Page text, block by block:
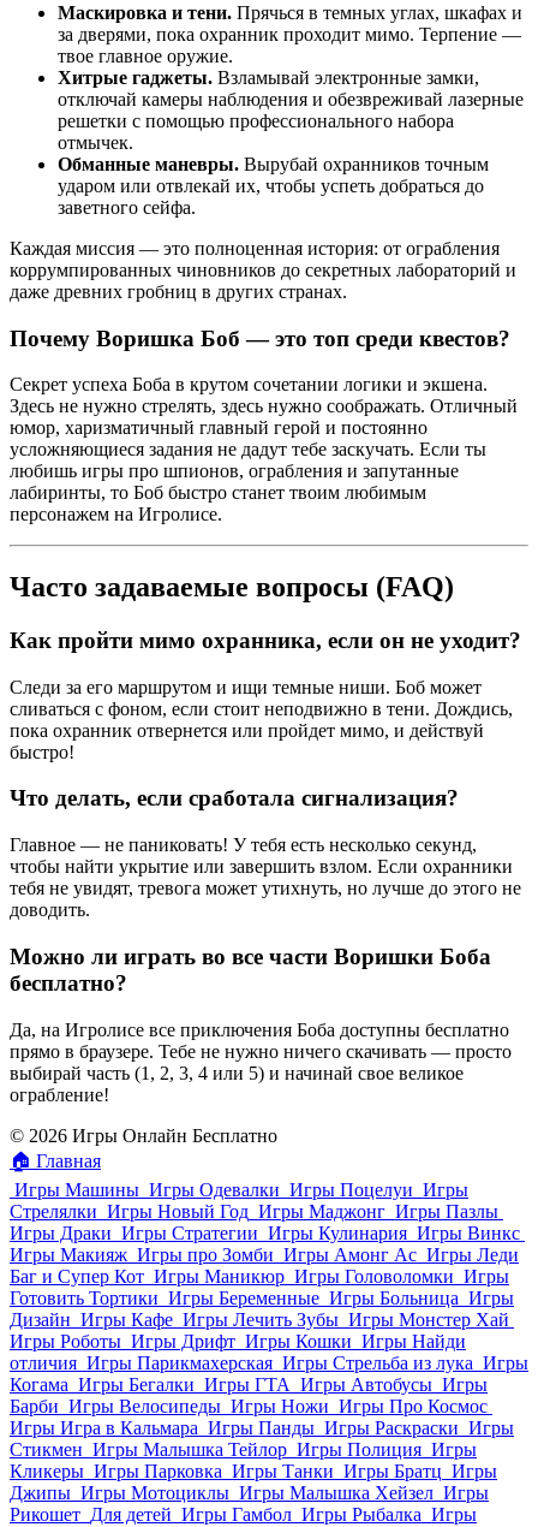
Маскировка и тени. Прячься в темных углах, шкафах и
за дверями, пока охранник проходит мимо. Терпение —
твое главное оружие.
Хитрые гаджеты. Взламывай электронные замки,
отключай камеры наблюдения и обезвреживай лазерные
решетки с помощью профессионального набора
отмычек.
Обманные маневры. Вырубай охранников точным
ударом или отвлекай их, чтобы успеть добраться до
заветного сейфа.
Каждая миссия — это полноценная история: от ограбления
коррумпированных чиновников до секретных лабораторий и
даже древних гробниц в других странах.
Почему Воришка Боб — это топ среди квестов?
Секрет успеха Боба в крутом сочетании логики и экшена.
Здесь не нужно стрелять, здесь нужно соображать. Отличный
юмор, харизматичный главный герой и постоянно
усложняющиеся задания не дадут тебе заскучать. Если ты
любишь игры про шпионов, ограбления и запутанные
лабиринты, то Боб быстро станет твоим любимым
персонажем на Игролисе.
Часто задаваемые вопросы (FAQ)
Как пройти мимо охранника, если он не уходит?
Следи за его маршрутом и ищи темные ниши. Боб может
сливаться с фоном, если стоит неподвижно в тени. Дождись,
пока охранник отвернется или пройдет мимо, и действуй
быстро!
Что делать, если сработала сигнализация?
Главное — не паниковать! У тебя есть несколько секунд,
чтобы найти укрытие или завершить взлом. Если охранники
тебя не увидят, тревога может утихнуть, но лучше до этого не
доводить.
Можно ли играть во все части Воришки Боба
бесплатно?
Да, на Игролисе все приключения Боба доступны бесплатно
прямо в браузере. Тебе не нужно ничего скачивать — просто
выбирай часть (1, 2, 3, 4 или 5) и начинай свое великое
ограбление!
© 2026 Игры Онлайн Бесплатно
🏠 Главная
Игры Машины Игры Одевалки Игры Поцелуи Игры
Стрелялки Игры Новый Год Игры Маджонг Игры Пазлы
Игры Драки Игры Стратегии Игры Кулинария Игры Винкс
Игры Макияж Игры про Зомби Игры Амонг Ас Игры Леди
Баг и Супер Кот Игры Маникюр Игры Головоломки Игры
Готовить Тортики Игры Беременные Игры Больница Игры
Дизайн Игры Кафе Игры Лечить Зубы Игры Монстер Хай
Игры Роботы Игры Дрифт Игры Кошки Игры Найди
отличия Игры Парикмахерская Игры Стрельба из лука Игры
Когама Игры Бегалки Игры ГТА Игры Автобусы Игры
Барби Игры Велосипеды Игры Ножи Игры Про Космос
Игры Игра в Кальмара Игры Панды Игры Раскраски Игры
Стикмен Игры Малышка Тейлор Игры Полиция Игры
Кликеры Игры Парковка Игры Танки Игры Братц Игры
Джипы Игры Мотоциклы Игры Малышка Хейзел Игры
Рикошет Для детей Игры Гамбол Игры Рыбалка Игры